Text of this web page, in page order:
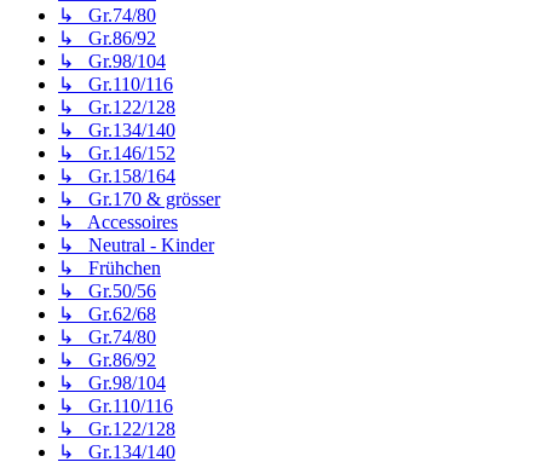
↳ Gr.74/80
↳ Gr.86/92
↳ Gr.98/104
↳ Gr.110/116
↳ Gr.122/128
↳ Gr.134/140
↳ Gr.146/152
↳ Gr.158/164
↳ Gr.170 & grösser
↳ Accessoires
↳ Neutral - Kinder
↳ Frühchen
↳ Gr.50/56
↳ Gr.62/68
↳ Gr.74/80
↳ Gr.86/92
↳ Gr.98/104
↳ Gr.110/116
↳ Gr.122/128
↳ Gr.134/140